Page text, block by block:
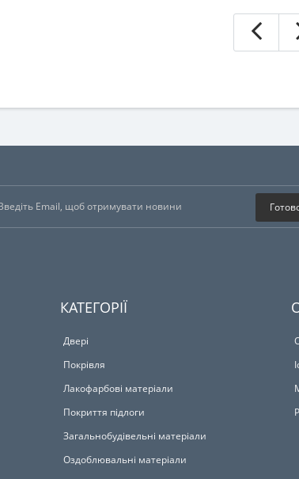
КАТЕГОРІЇ
Двері
Покрівля
Лакофарбові матеріали
Покриття підлоги
Загальнобудівельні матеріали
Оздоблювальні матеріали